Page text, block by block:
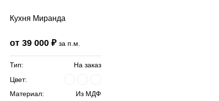
Кухня Миранда
от 39 000 ₽ за п.м.
Тип:
На заказ
Цвет:
Материал:
Из МДФ